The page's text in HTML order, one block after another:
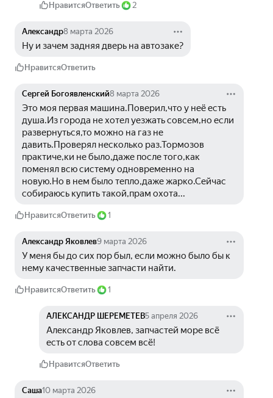
НравитсяОтветить 2
Александр8 марта 2026
Ну и зачем задняя дверь на автозаке?
НравитсяОтветить
Сергей Богоявленский8 марта 2026
Это моя первая машина.Поверил,что у неё есть
душа.Из города не хотел уезжать совсем,но если
развернуться,то можно на газ не
давить.Проверял несколько раз.Тормозов
практиче,ки не было,даже после того,как
поменял всю систему одновременно на
новую.Но в нем было тепло,даже жарко.Сейчас
собираюсь купить такой,прам охота...
НравитсяОтветить 1
Александр Яковлев9 марта 2026
У меня бы до сих пор был, если можно было бы к
нему качественные запчасти найти.
НравитсяОтветить 1
АЛЕКСАНДР ШЕРЕМЕТЕВ5 апреля 2026
Александр Яковлев, запчастей море всё
есть от слова совсем всё!
НравитсяОтветить
Саша10 марта 2026